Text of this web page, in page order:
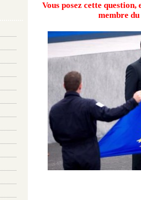
Vous posez cette
membre